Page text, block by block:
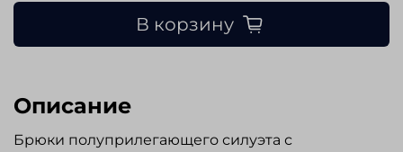
В корзину
Описание
Брюки полуприлегающего силуэта с